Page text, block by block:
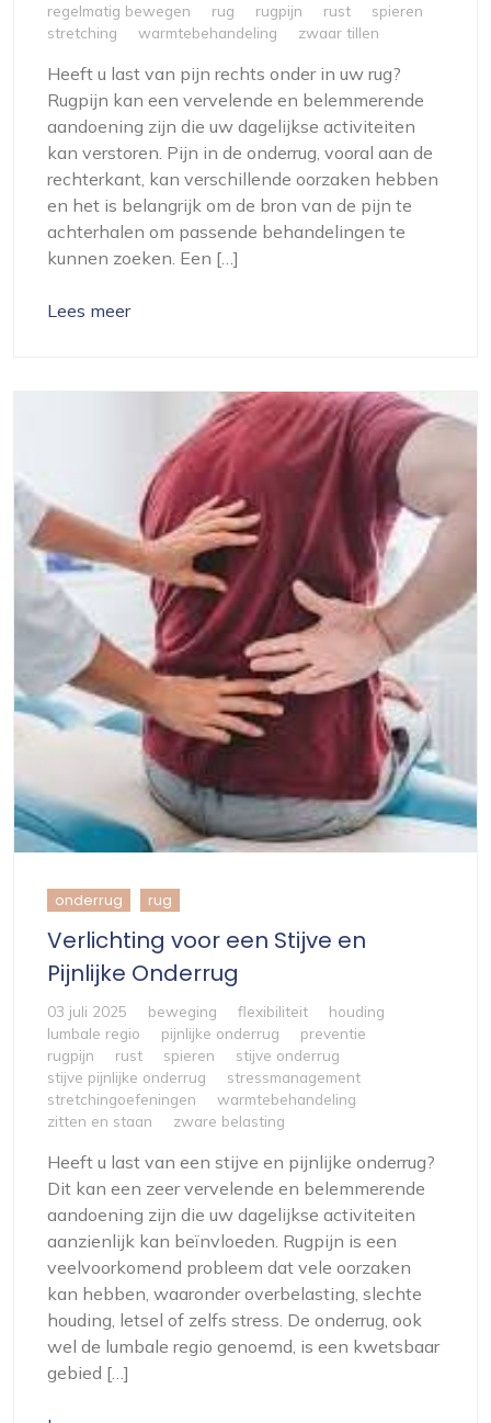
regelmatig bewegen
rug rugpijn rust
spieren
stretching
warmtebehandeling zwaar tillen
Heeft u last van pijn rechts onder in uw rug?
Rugpijn kan een vervelende en belemmerende
aandoening zijn die uw dagelijkse activiteiten
kan verstoren. Pijn in de onderrug, vooral aan de
rechterkant, kan verschillende oorzaken hebben
en het is belangrijk om de bron van de pijn te
achterhalen om passende behandelingen te
kunnen zoeken. Een […]
Lees meer
onderrug rug
Verlichting voor een Stijve en
Pijnlijke Onderrug
03 juli 2025 beweging flexibiliteit
houding
lumbale regio
pijnlijke onderrug
preventie
rugpijn
rust spieren
stijve onderrug
stijve pijnlijke onderrug
stressmanagement
stretchingoefeningen
warmtebehandeling
zitten en staan
zware belasting
Heeft u last van een stijve en pijnlijke onderrug?
Dit kan een zeer vervelende en belemmerende
aandoening zijn die uw dagelijkse activiteiten
aanzienlijk kan beïnvloeden. Rugpijn is een
veelvoorkomend probleem dat vele oorzaken
kan hebben, waaronder overbelasting, slechte
houding, letsel of zelfs stress. De onderrug, ook
wel de lumbale regio genoemd, is een kwetsbaar
gebied […]